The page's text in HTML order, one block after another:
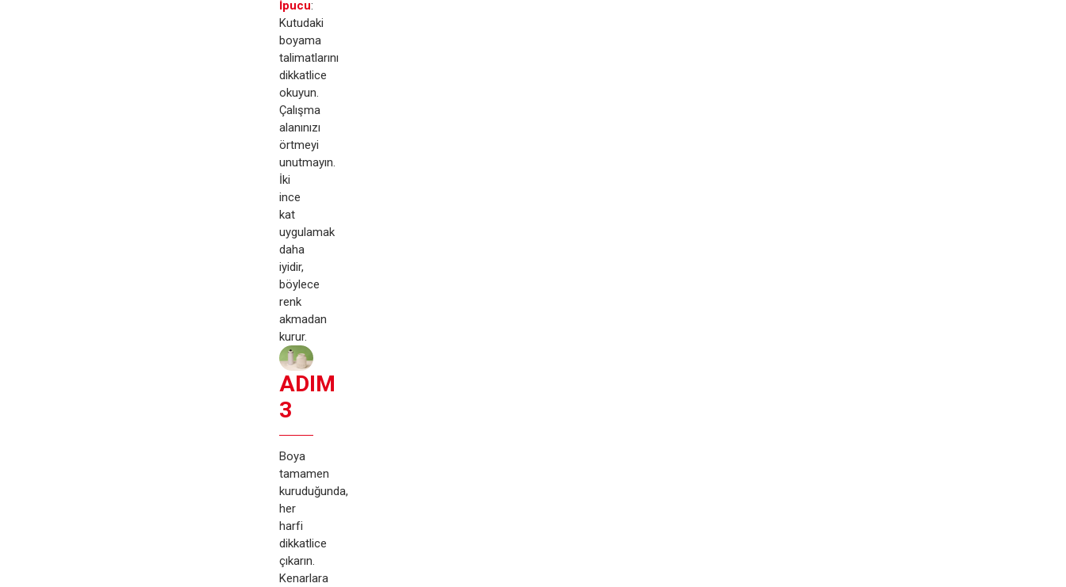
İpucu:
Kutudaki
boyama
talimatlarını
dikkatlice
okuyun.
Çalışma
alanınızı
örtmeyi
unutmayın.
İki
ince
kat
uygulamak
daha
iyidir,
böylece
renk
akmadan
kurur.
ADIM
3
Boya
tamamen
kuruduğunda,
her
harfi
dikkatlice
çıkarın.
Kenarlara